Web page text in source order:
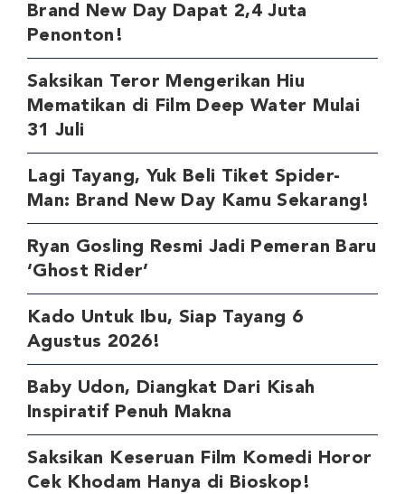
Brand New Day Dapat 2,4 Juta
Penonton!
Saksikan Teror Mengerikan Hiu
Mematikan di Film Deep Water Mulai
31 Juli
Lagi Tayang, Yuk Beli Tiket Spider-
Man: Brand New Day Kamu Sekarang!
Ryan Gosling Resmi Jadi Pemeran Baru
‘Ghost Rider’
Kado Untuk Ibu, Siap Tayang 6
Agustus 2026!
Baby Udon, Diangkat Dari Kisah
Inspiratif Penuh Makna
Saksikan Keseruan Film Komedi Horor
Cek Khodam Hanya di Bioskop!